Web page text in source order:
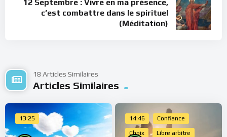
12 Septembre : Vivre en ma présence,
c’est combattre dans le spirituel
(Méditation)
18 Articles Similaires
Articles Similaires
13:25 14:46 Confiance
Choix Libre arbitre